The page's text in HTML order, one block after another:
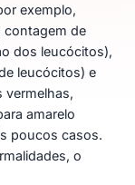
exemplo,
contagem de
dos leucócitos),
leucócitos) e
vermelhas,
amarelo
poucos casos.
o